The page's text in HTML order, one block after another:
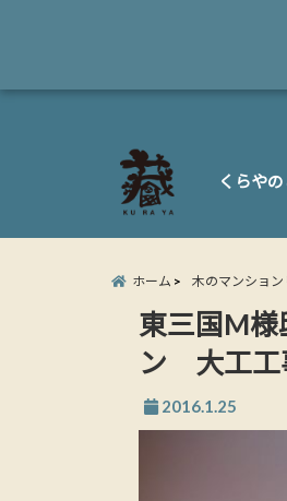
くらや
ホーム 木のマンショ
東三国M
ン 大工工
2016.1.25